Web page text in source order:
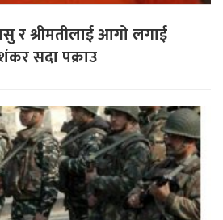
र श्रीमतीलाई आगो लगाई
सदा पक्राउ